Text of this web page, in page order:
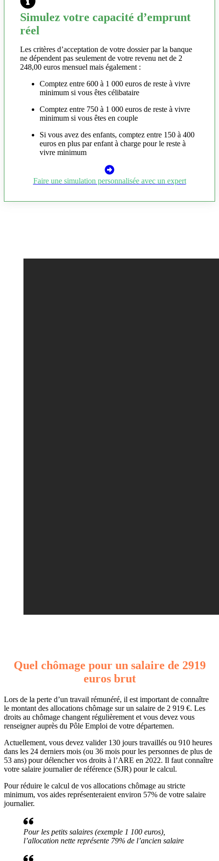
Simulez votre capacité d’emprunt
réel
Les critères d’acceptation de votre dossier par la banque
ne dépendent pas seulement de votre revenu net de 2
248,00 euros mensuel mais également :
Comptez entre 600 à 1 000 euros de reste à vivre
minimum si vous êtes célibataire
Comptez entre 750 à 1 000 euros de reste à vivre
minimum si vous êtes en couple
Si vous avez des enfants, comptez entre 150 à 400
euros en plus par enfant à charge pour le reste à
vivre minimum
Faire une simulation personnalisée avec un expert
Quel chômage pour un salaire de 2919
euros brut
Lors de la perte d’un travail rémunéré, il est important de connaître
le montant des allocations chômage sur un salaire de 2 919 €. Les
droits au chômage changent régulièrement et vous devez vous
renseigner auprès du Pôle Emploi de votre départemen.
Actuellement, vous devez valider 130 jours travaillés ou 910 heures
dans les 24 derniers mois (ou 36 mois pour les personnes de plus de
53 ans) pour délencher vos droits à l’ARE en 2022. Il faut connaître
votre salaire journalier de référence (SJR) pour le calcul.
Pour réduire le calcul de vos allocations chômage au stricte
minimum, vos aides représenteraient environ 57% de votre salaire
journalier.
Pour les petits salaires (exemple 1 100 euros),
l’allocation nette représente 79% de l’ancien salaire